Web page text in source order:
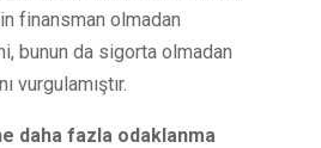
finansman olmadan
bunun da sigorta olmadan
vurgulamıştır.
daha fazla odaklanma